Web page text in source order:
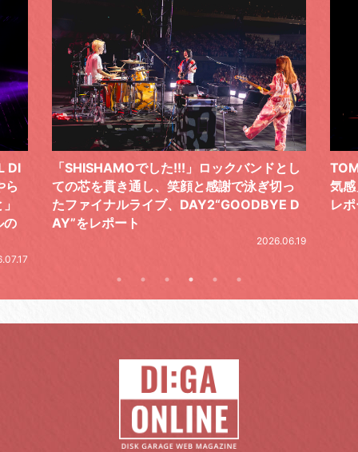
DI
ら
の
「SHISHAMOでした!!!」ロックバンドとし
ての芯を貫き通し、笑顔と感謝で泳ぎ切っ
たファイナルライブ、DAY2“GOODBYE D
AY”をレポート
2026.06.19
気
レ